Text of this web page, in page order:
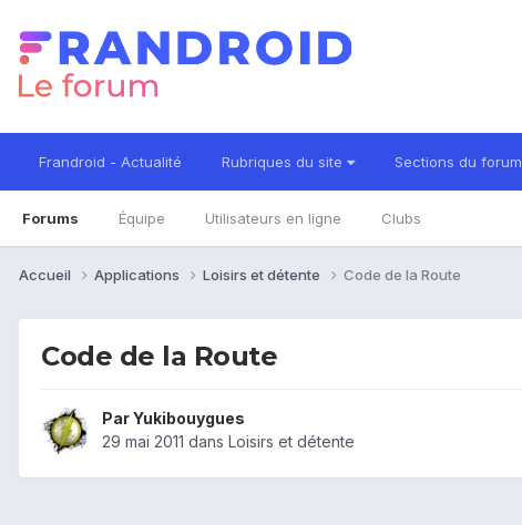
Frandroid - Actualité Rubriques du site Sections du forum
Forums Équipe Utilisateurs en ligne Clubs
Accueil Applications Loisirs et détente Code de la Route
Code de la Route
ParYukibouygues
29 mai 2011 dans Loisirs et détente